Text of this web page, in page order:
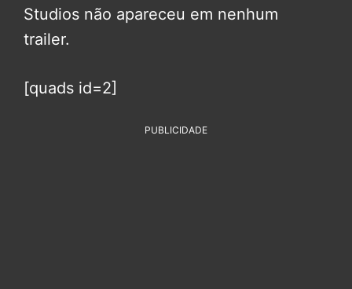
Studios não apareceu em nenhum
trailer.
[quads id=2]
PUBLICIDADE